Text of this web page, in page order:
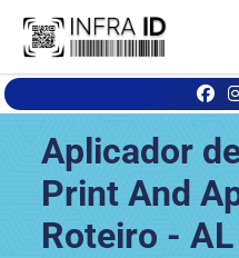
Aplicador
Print And
Roteiro - AL